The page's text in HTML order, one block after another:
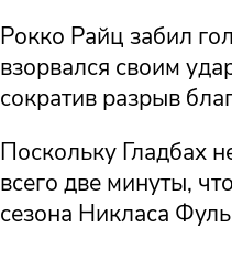
Рокко Райц забил
взорвался своим
сократив разрыв
Поскольку Гладбах
всего две минуты,
сезона Никласа